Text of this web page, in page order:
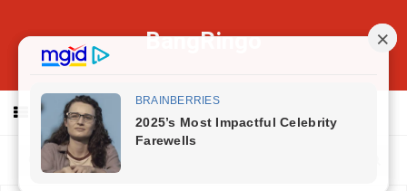
BangRingo
MENU